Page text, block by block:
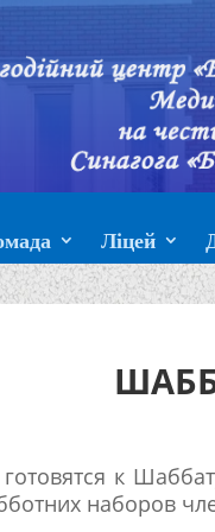
Ліцей
к
наборов